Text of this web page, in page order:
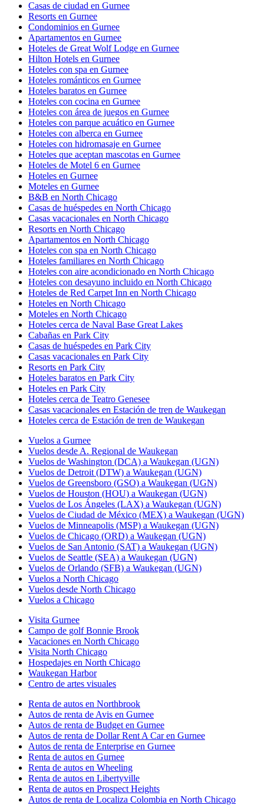
Casas de ciudad en Gurnee
Resorts en Gurnee
Condominios en Gurnee
Apartamentos en Gurnee
Hoteles de Great Wolf Lodge en Gurnee
Hilton Hotels en Gurnee
Hoteles con spa en Gurnee
Hoteles románticos en Gurnee
Hoteles baratos en Gurnee
Hoteles con cocina en Gurnee
Hoteles con área de juegos en Gurnee
Hoteles con parque acuático en Gurnee
Hoteles con alberca en Gurnee
Hoteles con hidromasaje en Gurnee
Hoteles que aceptan mascotas en Gurnee
Hoteles de Motel 6 en Gurnee
Hoteles en Gurnee
Moteles en Gurnee
B&B en North Chicago
Casas de huéspedes en North Chicago
Casas vacacionales en North Chicago
Resorts en North Chicago
Apartamentos en North Chicago
Hoteles con spa en North Chicago
Hoteles familiares en North Chicago
Hoteles con aire acondicionado en North Chicago
Hoteles con desayuno incluido en North Chicago
Hoteles de Red Carpet Inn en North Chicago
Hoteles en North Chicago
Moteles en North Chicago
Hoteles cerca de Naval Base Great Lakes
Cabañas en Park City
Casas de huéspedes en Park City
Casas vacacionales en Park City
Resorts en Park City
Hoteles baratos en Park City
Hoteles en Park City
Hoteles cerca de Teatro Genesee
Casas vacacionales en Estación de tren de Waukegan
Hoteles cerca de Estación de tren de Waukegan
Vuelos a Gurnee
Vuelos desde A. Regional de Waukegan
Vuelos de Washington (DCA) a Waukegan (UGN)
Vuelos de Detroit (DTW) a Waukegan (UGN)
Vuelos de Greensboro (GSO) a Waukegan (UGN)
Vuelos de Houston (HOU) a Waukegan (UGN)
Vuelos de Los Ángeles (LAX) a Waukegan (UGN)
Vuelos de Ciudad de México (MEX) a Waukegan (UGN)
Vuelos de Minneapolis (MSP) a Waukegan (UGN)
Vuelos de Chicago (ORD) a Waukegan (UGN)
Vuelos de San Antonio (SAT) a Waukegan (UGN)
Vuelos de Seattle (SEA) a Waukegan (UGN)
Vuelos de Orlando (SFB) a Waukegan (UGN)
Vuelos a North Chicago
Vuelos desde North Chicago
Vuelos a Chicago
Visita Gurnee
Campo de golf Bonnie Brook
Vacaciones en North Chicago
Visita North Chicago
Hospedajes en North Chicago
Waukegan Harbor
Centro de artes visuales
Renta de autos en Northbrook
Autos de renta de Avis en Gurnee
Autos de renta de Budget en Gurnee
Autos de renta de Dollar Rent A Car en Gurnee
Autos de renta de Enterprise en Gurnee
Renta de autos en Gurnee
Renta de autos en Wheeling
Renta de autos en Libertyville
Renta de autos en Prospect Heights
Autos de renta de Localiza Colombia en North Chicago